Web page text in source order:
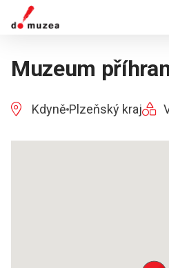
Muzeum
Kdyně Plzeňský kraj